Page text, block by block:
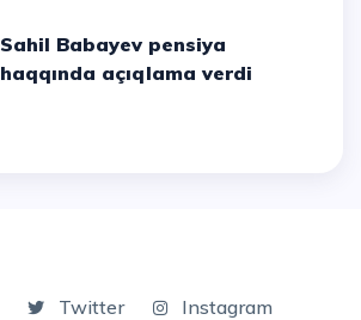
Sahil Babayev pensiya
haqqında açıqlama verdi
Twitter
Instagram